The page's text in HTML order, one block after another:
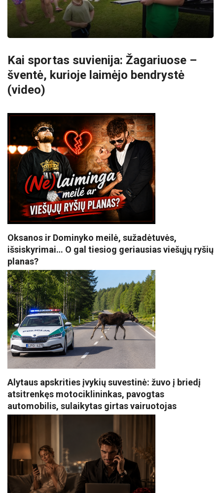
Kai sportas suvienija: Žagariuose –
šventė, kurioje laimėjo bendrystė
(video)
Oksanos ir Dominyko meilė, sužadėtuvės,
išsiskyrimai… O gal tiesiog geriausias viešųjų ryšių
planas?
Alytaus apskrities įvykių suvestinė: žuvo į briedį
atsitrenkęs motociklininkas, pavogtas
automobilis, sulaikytas girtas vairuotojas